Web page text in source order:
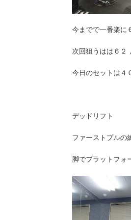
今までで一番楽に
次回狙うはは６２
今日のセットは４
デッドリフト
ファーストプルの
脚でプラットフォ